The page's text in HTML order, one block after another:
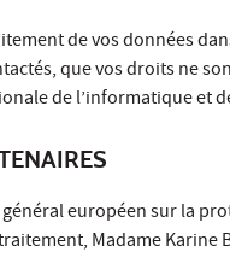
de vos données
que vos droits ne
de l’informatique et
européen sur la
Madame Karine